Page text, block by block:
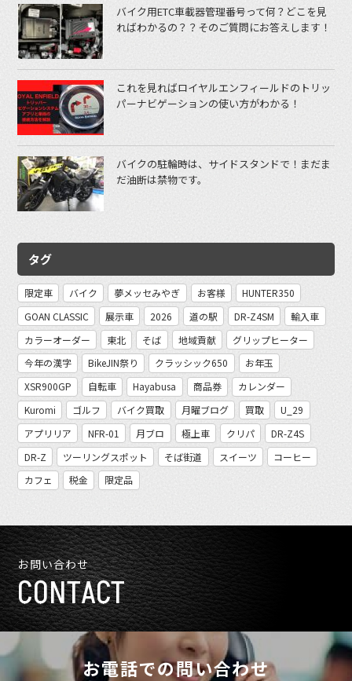
バイク用ETC車載器管理番号って何？どこを見
ればわかるの？？そのご質問にお答えします！
これを見ればロイヤルエンフィールドのトリッ
パーナビゲーションの使い方がわかる！
バイクの駐輪時は、サイドスタンドで！まだま
だ油断は禁物です。
タグ
限定車 バイク 夢メッセみやぎ お客様
HUNTER350
GOAN CLASSIC
展示車 2026 道の駅 DR-Z4SM
輸入車
カラーオーダー
東北 そば 地域貢献
グリップヒーター
今年の漢字
BikeJIN祭り クラッシック650
お年玉
XSR900GP
自転車 Hayabusa 商品券
カレンダー
Kuromi
ゴルフ バイク買取 月曜ブログ 買取
U_29
アプリリア
NFR-01 月ブロ 極上車 クリパ
DR-Z4S
DR-Z
ツーリングスポット そば街道 スイーツ
コーヒー
カフェ
税金 限定品
お問い合わせ
CONTACT
お電話での問い合わせ